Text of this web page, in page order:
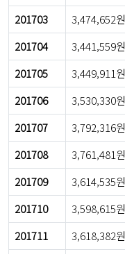
201703
3,474,652원
201704
3,441,559원
201705
3,449,911원
201706
3,530,330원
201707
3,792,316원
201708
3,761,481원
201709
3,614,535원
201710
3,598,615원
201711
3,618,382원